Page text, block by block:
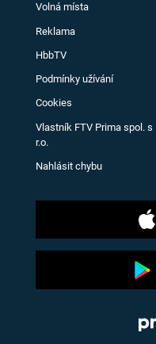
Volná místa
Reklama
HbbTV
Podmínky užívání
Cookies
Vlastník FTV Prima spol. s
r.o.
Nahlásit chybu